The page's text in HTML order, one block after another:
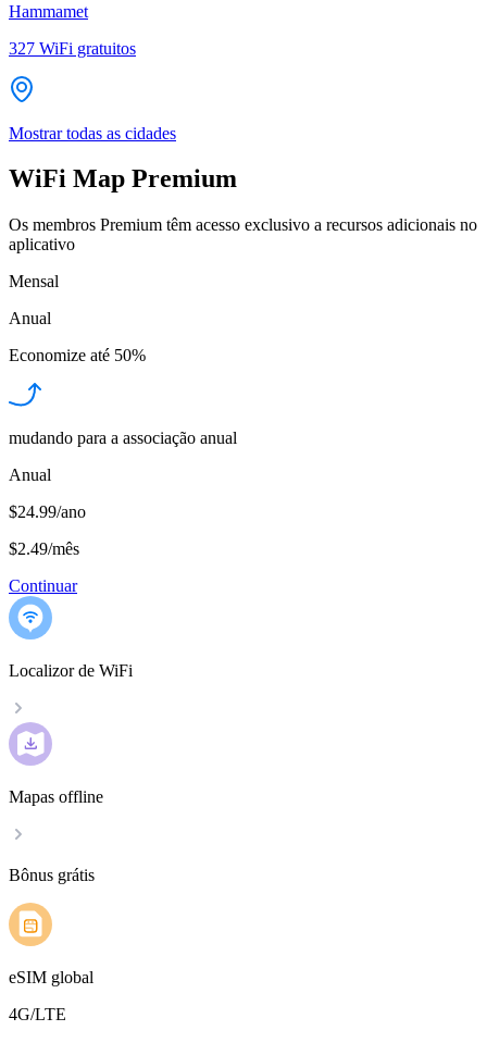
Hammamet
327 WiFi gratuitos
Mostrar todas as cidades
WiFi Map Premium
Os membros Premium têm acesso exclusivo a recursos adicionais no
aplicativo
Mensal
Anual
Economize até 50%
mudando para a associação anual
Anual
$24.99/ano
$2.49/mês
Continuar
Localizor de WiFi
Mapas offline
Bônus grátis
eSIM global
4G/LTE